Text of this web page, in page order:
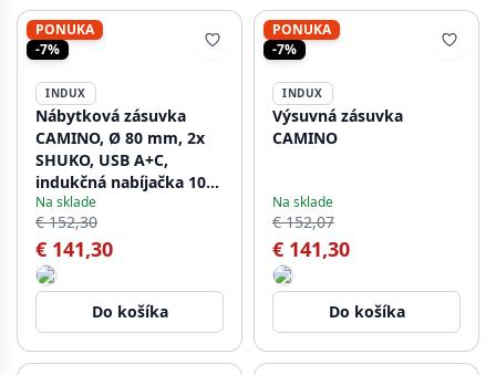
PONUKA
-7%
INDUX
Nábytková zásuvka
CAMINO, Ø 80 mm, 2x
SHUKO, USB A+C,
indukčná nabíjačka 10
W, kábel 1,5 m, čierna
Na sklade
€ 152,30
€ 141,30
Do košíka
PONUKA
-7%
INDUX
Výsuvná zásuvka
CAMINO
Na sklade
€ 152,07
€ 141,30
Do košíka